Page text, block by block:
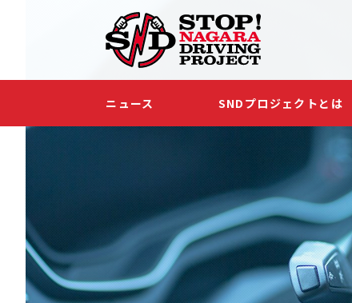
ニュース SNDプロジェクトとは